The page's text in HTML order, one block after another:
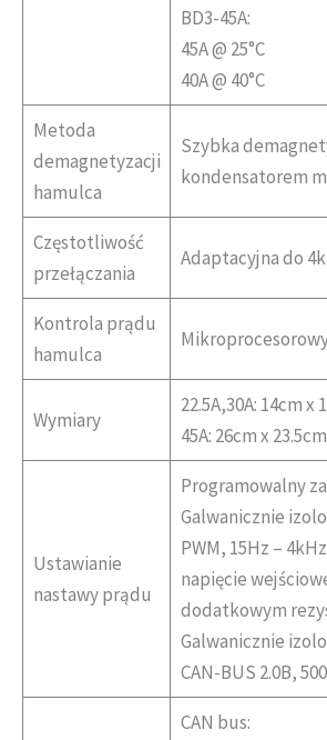
BD3-45A:
45A @ 25°C
40A @ 40°C
Metoda
demagnetyzacji
hamulca
Szybka
kondensatorem
Częstotliwość
przełączania
Adaptacyjna do
Kontrola prądu
hamulca
Wymiary
22.5A,30A: 14cm x
45A: 26cm x
Ustawianie
nastawy prądu
Programowalny
Galwanicznie
PWM, 15Hz –
napięcie
dodatkowym
Galwanicznie
CAN-BUS 2.0B,
CAN bus: